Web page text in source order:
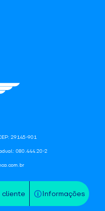
cliente Informações
29145-901
080.444.20-2